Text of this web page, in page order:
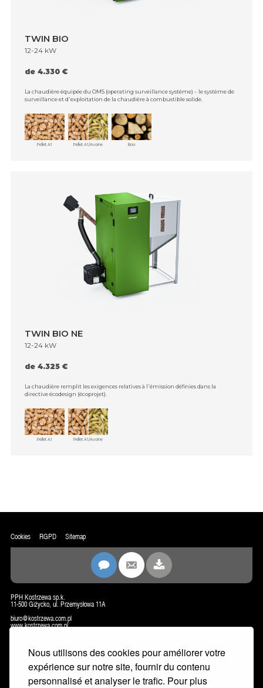
Nous utilisons des cookies pour améliorer votre
expérience sur notre site, fournir du contenu
personnalisé et analyser le trafic. Pour plus
TWIN BIO
12-24 kW
de 4.330 €
La chaudière équipée du OMS (operating surveillance système) – le système de
surveillance et d᾿exploitation de la chaudière à combustible solide.
Pellet A1 Pellet A1/Avoine Bois
TWIN BIO NE
12-24 kW
de 4.325 €
La chaudière remplit les exigences relatives à l᾿émission définies dans la
directive écodesign (écoprojet).
Pellet A1 Pellet A1/Avoine
Cookies RGPD Sitemap
PPH Kostrzewa sp.k.
11-500 Giżycko, ul. Przemysłowa 11A
biuro@kostrzewa.com.pl
www.kostrzewa.com.pl
NEWSLETTER